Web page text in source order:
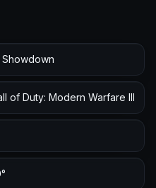
of Duty: Modern Warfare III